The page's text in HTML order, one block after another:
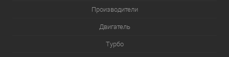
Производители
Двигатель
Турбо